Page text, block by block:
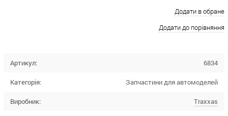
Додати в обране
Додати до порівняння
Артикул: 6834
Категорія: Запчастини для автомоделей
Виробник: Traxxas